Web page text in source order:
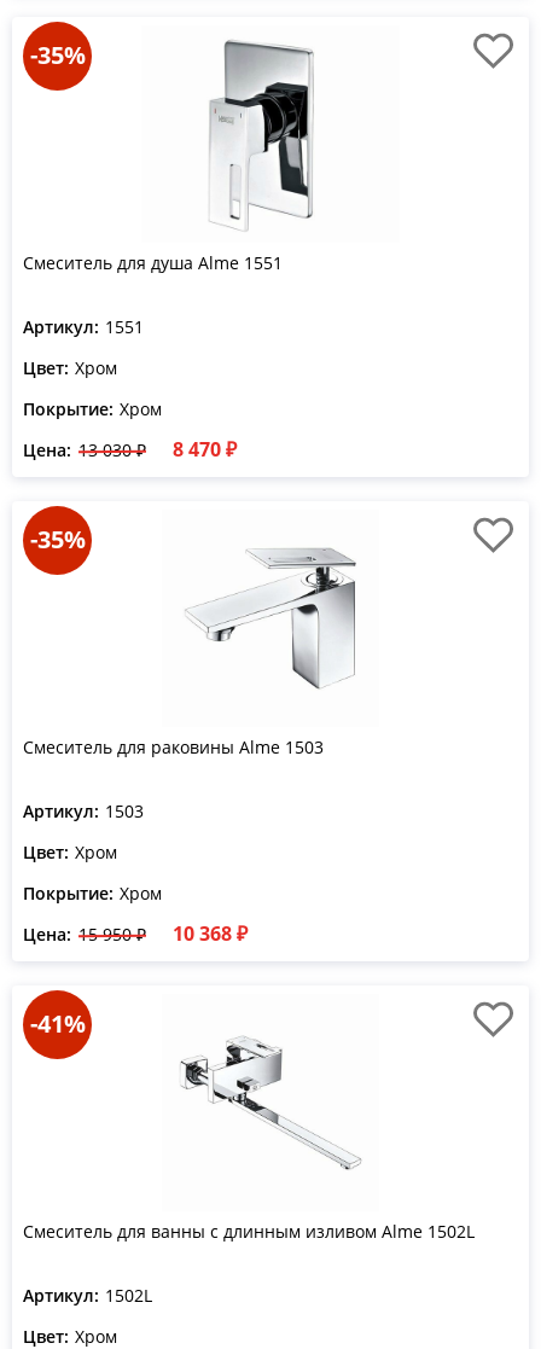
-35%
Смеситель для душа Alme 1551
Артикул: 1551
Цвет: Хром
Покрытие: Хром
Цена: 13 030 ₽ 8 470 ₽
-35%
Смеситель для раковины Alme 1503
Артикул: 1503
Цвет: Хром
Покрытие: Хром
Цена: 15 950 ₽ 10 368 ₽
-41%
Смеситель для ванны с длинным изливом Alme 1502L
Артикул: 1502L
Цвет: Хром